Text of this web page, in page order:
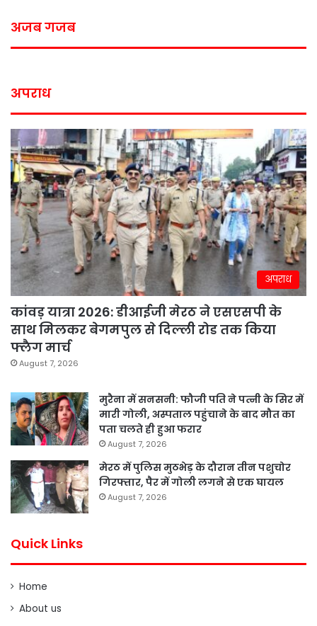
अजब गजब
अपराध
अपराध
कांवड़ यात्रा 2026: डीआईजी मेरठ ने एसएसपी के
साथ मिलकर बेगमपुल से दिल्ली रोड तक किया
फ्लैग मार्च
August 7, 2026
मुरैना में सनसनी: फौजी पति ने पत्नी के सिर में
मारी गोली, अस्पताल पहुंचाने के बाद मौत का
पता चलते ही हुआ फरार
August 7, 2026
मेरठ में पुलिस मुठभेड़ के दौरान तीन पशुचोर
गिरफ्तार, पैर में गोली लगने से एक घायल
August 7, 2026
Quick Links
Home
About us